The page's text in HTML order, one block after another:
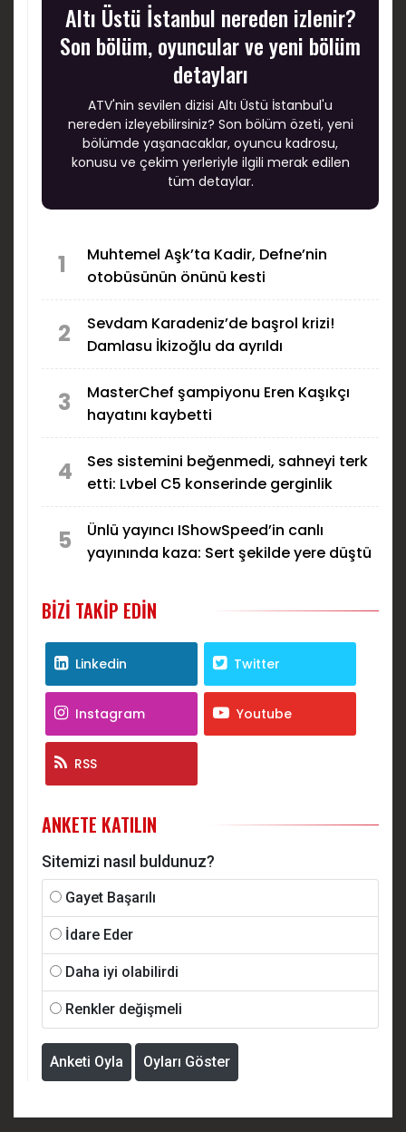
Altı Üstü İstanbul nereden izlenir?
Son bölüm, oyuncular ve yeni bölüm
detayları
ATV'nin sevilen dizisi Altı Üstü İstanbul'u
nereden izleyebilirsiniz? Son bölüm özeti, yeni
bölümde yaşanacaklar, oyuncu kadrosu,
konusu ve çekim yerleriyle ilgili merak edilen
tüm detaylar.
1
Muhtemel Aşk’ta Kadir, Defne’nin
otobüsünün önünü kesti
2
Sevdam Karadeniz’de başrol krizi!
Damlasu İkizoğlu da ayrıldı
3
MasterChef şampiyonu Eren Kaşıkçı
hayatını kaybetti
4
Ses sistemini beğenmedi, sahneyi terk
etti: Lvbel C5 konserinde gerginlik
5
Ünlü yayıncı IShowSpeed’in canlı
yayınında kaza: Sert şekilde yere düştü
BIZI TAKIP EDIN
Linkedin Twitter
Instagram Youtube
RSS
ANKETE KATILIN
Sitemizi nasıl buldunuz?
Gayet Başarılı
İdare Eder
Daha iyi olabilirdi
Renkler değişmeli
Anketi Oyla Oyları Göster